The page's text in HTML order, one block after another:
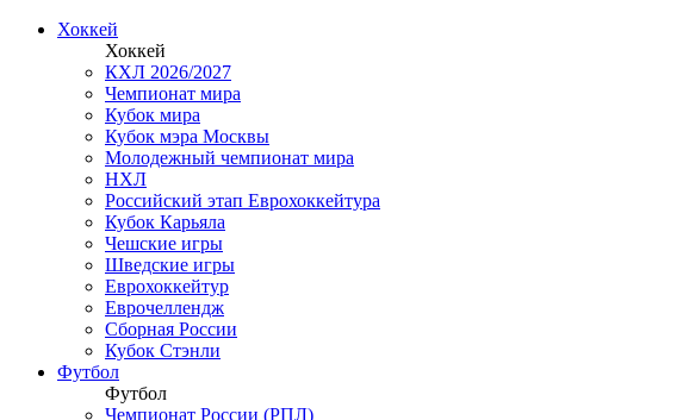
Хоккей
Хоккей
КХЛ 2026/2027
Чемпионат мира
Кубок мира
Кубок мэра Москвы
Молодежный чемпионат мира
НХЛ
Российский этап Еврохоккейтура
Кубок Карьяла
Чешские игры
Шведские игры
Еврохоккейтур
Еврочеллендж
Сборная России
Кубок Стэнли
Футбол
Футбол
Чемпионат России (РПЛ)